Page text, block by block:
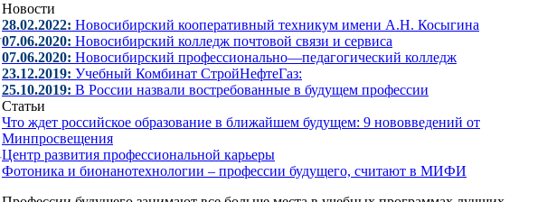
Новости
28.02.2022: Новосибирский кооперативный техникум имени А.Н. Косыгина
07.06.2020: Новосибирский колледж почтовой связи и сервиса
07.06.2020: Новосибирский профессионально—педагогический колледж
23.12.2019: Учебный Комбинат СтройНефтеГаз:
25.10.2019: В России назвали востребованные в будущем профессии
Статьи
Что ждет российское образование в ближайшем будущем: 9 нововведений от
Минпросвещения
Центр развития профессиональной карьеры
Фотоника и бионанотехнологии – профессии будущего, считают в МИФИ